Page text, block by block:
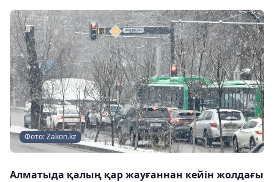
Фото: Zakon.kz
Алматыда қалың қар жауғаннан кейін жолдағы